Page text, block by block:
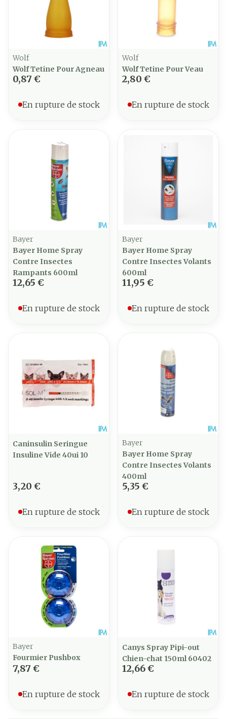
Wolf
Wolf Tetine Pour Agneau
0,87 €
En rupture de stock
Wolf
Wolf Tetine Pour Veau
2,80 €
En rupture de stock
Bayer
Bayer Home Spray
Contre Insectes
Rampants 600ml
12,65 €
En rupture de stock
Bayer
Bayer Home Spray
Contre Insectes Volants
600ml
11,95 €
En rupture de stock
Caninsulin Seringue
Insuline Vide 40ui 10
3,20 €
En rupture de stock
Bayer
Bayer Home Spray
Contre Insectes Volants
400ml
5,35 €
En rupture de stock
Bayer
Fourmier Pushbox
7,87 €
En rupture de stock
Canys Spray Pipi-out
Chien-chat 150ml 60402
12,66 €
En rupture de stock